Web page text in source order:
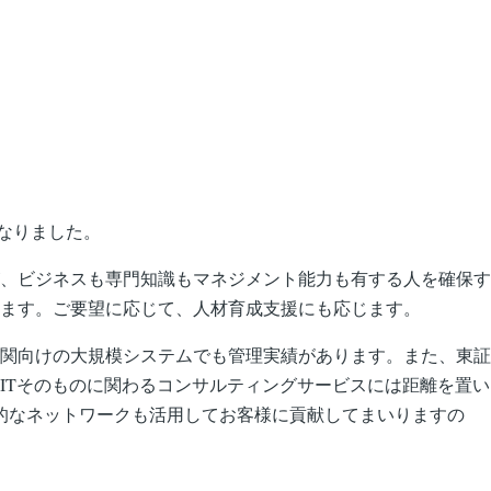
ました。
ビジネスも専門知識もマネジメント能力も有する人を確保す
。ご要望に応じて、人材育成支援にも応じます。
向けの大規模システムでも管理実績があります。また、東証
そのものに関わるコンサルティングサービスには距離を置い
ネットワークも活用してお客様に貢献してまいりますの